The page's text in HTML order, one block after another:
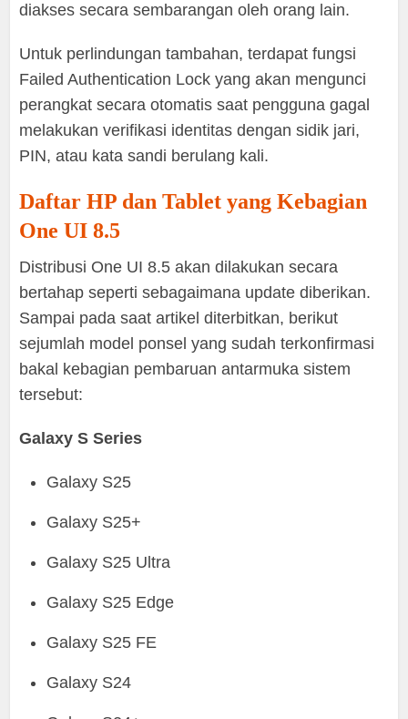
diakses secara sembarangan oleh orang lain.
Untuk perlindungan tambahan, terdapat fungsi
Failed Authentication Lock yang akan mengunci
perangkat secara otomatis saat pengguna gagal
melakukan verifikasi identitas dengan sidik jari,
PIN, atau kata sandi berulang kali.
Daftar HP dan Tablet yang Kebagian
One UI 8.5
Distribusi One UI 8.5 akan dilakukan secara
bertahap seperti sebagaimana update diberikan.
Sampai pada saat artikel diterbitkan, berikut
sejumlah model ponsel yang sudah terkonfirmasi
bakal kebagian pembaruan antarmuka sistem
tersebut:
Galaxy S Series
Galaxy S25
Galaxy S25+
Galaxy S25 Ultra
Galaxy S25 Edge
Galaxy S25 FE
Galaxy S24